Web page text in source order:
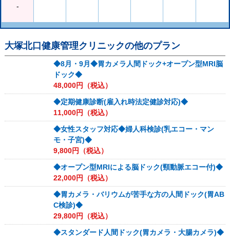
-
大塚北口健康管理クリニックの他のプラン
◆8月・9月◆胃カメラ人間ドック+オープン型MRI脳
ドック◆
48,000円（税込）
◆定期健康診断(雇入れ時法定健診対応)◆
11,000円（税込）
◆女性スタッフ対応◆婦人科検診(乳エコー・マン
モ・子宮)◆
9,800円（税込）
◆オープン型MRIによる脳ドック(頸動脈エコー付)◆
22,000円（税込）
◆胃カメラ・バリウムが苦手な方の人間ドック(胃AB
C検診)◆
29,800円（税込）
◆スタンダード人間ドック(胃カメラ・大腸カメラ)◆